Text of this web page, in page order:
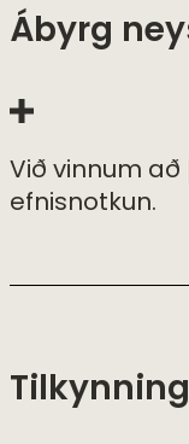
Ábyrg
Við vinnum
efnisnotkun.